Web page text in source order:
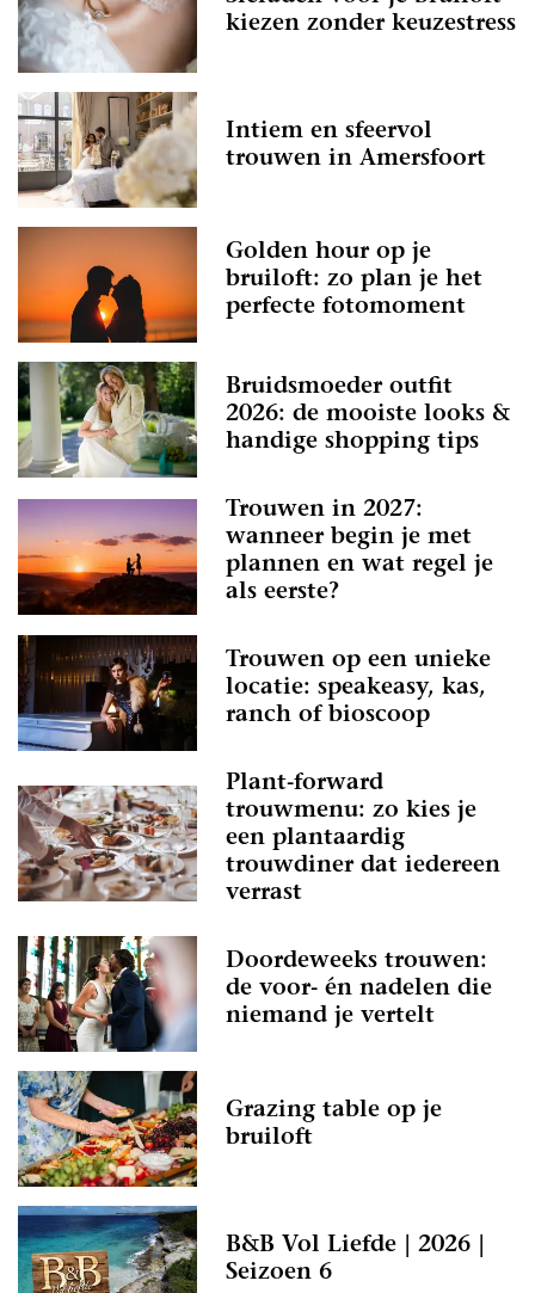
kiezen zonder keuzestress
Intiem en sfeervol
trouwen in Amersfoort
Golden hour op je
bruiloft: zo plan je het
perfecte fotomoment
Bruidsmoeder outfit
2026: de mooiste looks &
handige shopping tips
Trouwen in 2027:
wanneer begin je met
plannen en wat regel je
als eerste?
Trouwen op een unieke
locatie: speakeasy, kas,
ranch of bioscoop
Plant-forward
trouwmenu: zo kies je
een plantaardig
trouwdiner dat iedereen
verrast
Doordeweeks trouwen:
de voor- én nadelen die
niemand je vertelt
Grazing table op je
bruiloft
B&B Vol Liefde | 2026 |
Seizoen 6